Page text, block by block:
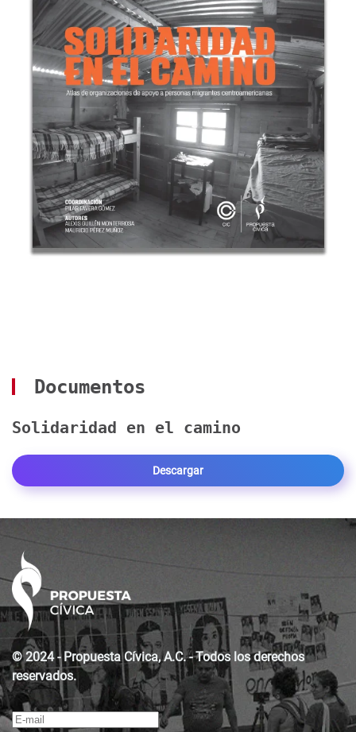
Documentos
Solidaridad en el camino
Descargar
© 2024 - Propuesta Cívica, A.C. - Todos los derechos
reservados.